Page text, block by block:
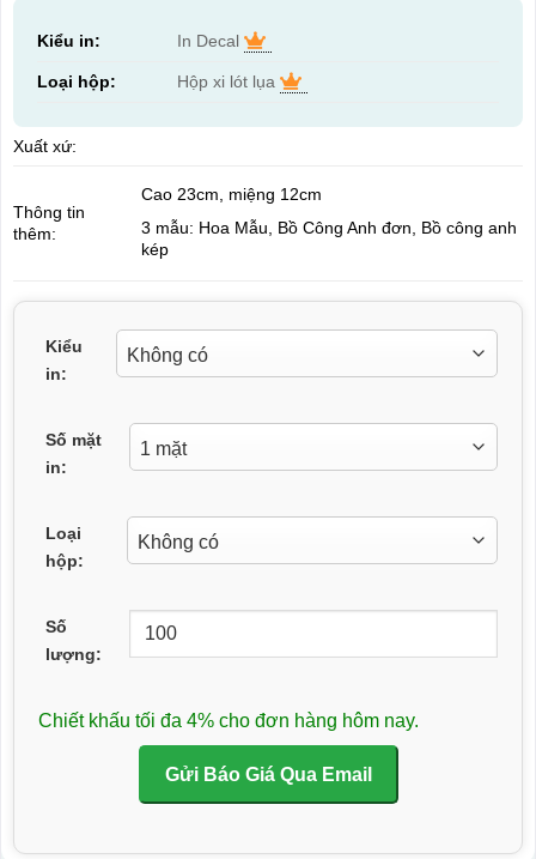
Kiểu in: In Decal
Loại hộp: Hộp xi lót lụa
Xuất xứ:
Thông tin
thêm:
Cao 23cm, miệng 12cm
3 mẫu: Hoa Mẫu, Bồ Công Anh đơn, Bồ công anh
kép
Kiểu
in:
Số mặt
in:
Loại
hộp:
Số
lượng:
Chiết khấu tối đa 4% cho đơn hàng hôm nay.
Gửi Báo Giá Qua Email